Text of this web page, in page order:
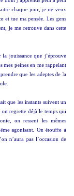
chaque jour, je ne veux
et tue ma pensée. Les gens
je me retrouve dans cette
jouissance que j’éprouve
mes peines en me rappelant
que les adeptes de la
que les instants suivent un
on regrette déjà le temps qui
on ressent les mêmes
agonisant. On étouffe à
n’aura pas l’occasion de